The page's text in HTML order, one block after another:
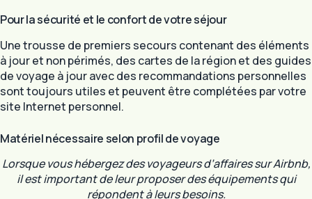
Pour la sécurité et le confort de votre séjour
Une trousse de premiers secours contenant des éléments
à jour et non périmés, des cartes de la région et des guides
de voyage à jour avec des recommandations personnelles
sont toujours utiles et peuvent être complétées par votre
site Internet personnel.
Matériel nécessaire selon profil de voyage
Lorsque vous hébergez des voyageurs d’affaires sur Airbnb,
il est important de leur proposer des équipements qui
répondent à leurs besoins.